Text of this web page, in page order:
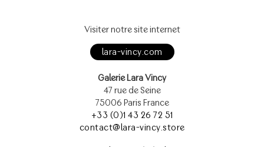
Visiter notre site internet
lara-vincy.com
Galerie Lara Vincy
47 rue de Seine
75006 Paris France
+33 (0)1 43 26 72 51
contact@lara-vincy.store